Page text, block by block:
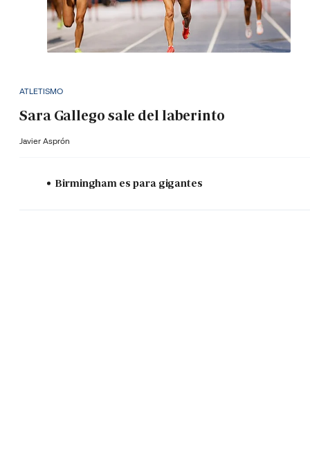
ATLETISMO
Sara Gallego sale del laberinto
Javier Asprón
Birmingham es para gigantes